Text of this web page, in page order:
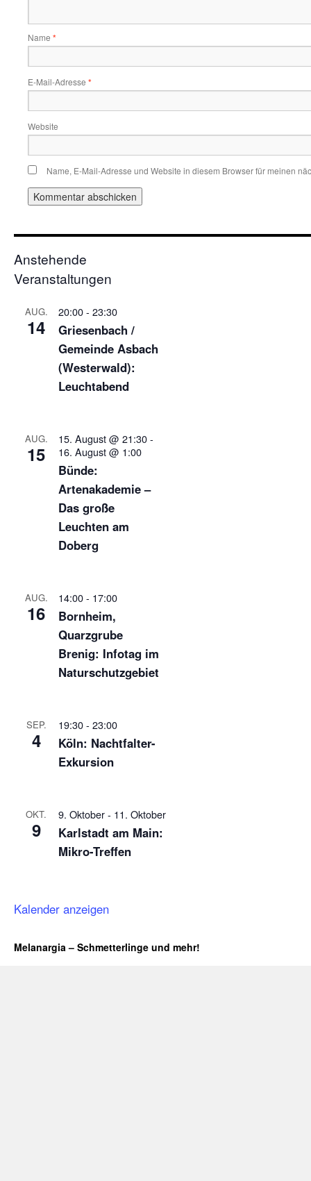
Name *
E-Mail-Adresse *
Website
Name, E-Mail-Adresse und Website in diesem Browser für meinen
Anstehende
Veranstaltungen
AUG.
14
20:00- 23:30
Griesenbach /
Gemeinde Asbach
(Westerwald):
Leuchtabend
AUG.
15
15. August @ 21:30-
16. August @ 1:00
Bünde:
Artenakademie –
Das große
Leuchten am
Doberg
AUG.
16
14:00- 17:00
Bornheim,
Quarzgrube
Brenig: Infotag im
Naturschutzgebiet
SEP.
4
19:30- 23:00
Köln: Nachtfalter-
Exkursion
OKT.
9
9. Oktober- 11. Oktober
Karlstadt am Main:
Mikro-Treffen
Kalender anzeigen
Melanargia – Schmetterlinge und mehr!